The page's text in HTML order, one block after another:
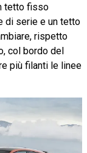
tetto fisso
di serie e un tetto
rispetto
col bordo del
più filanti le linee